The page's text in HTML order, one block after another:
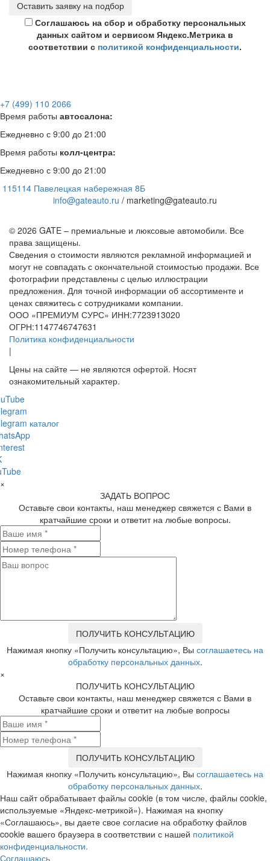
Соглашаюсь на сбор и обработку персональных
данных сайтом и сервисом Яндекс.Метрика в
соответствии с политикой конфиденциальности.
+7 (499) 110 2066
Время работы автосалона:
Ежедневно с 9:00 до 21:00
Время работы колл-центра:
Ежедневно с 9:00 до 21:00
115114 Павелецкая набережная 8Б
info@gateauto.ru / marketing@gateauto.ru
© 2026 GATE – премиальные и люксовые автомобили. Все
права защищены.
Сведения о стоимости являются рекламной информацией и
могут не совпадать с окончательной стоимостью продажи. Все
фотографии представлены с целью иллюстрации
предложения. Для точной информации об ассортименте и
ценах свяжитесь с сотрудниками компании.
ООО «ПРЕМИУМ СУРС» ИНН:7723913020
ОГРН:1147746747631
Политика конфиденциальности
|
Цены на сайте — не являются офертой. Носят
ознакомительный характер.
каталог
×
ЗАДАТЬ ВОПРОС
Оставьте свои контакты, наш менеджер свяжется с Вами в
кратчайшие сроки и ответит на любые вопросы.
Нажимая кнопку «Получить консультацию», Вы соглашаетесь на
обработку персональных данных.
×
ПОЛУЧИТЬ КОНСУЛЬТАЦИЮ
Оставьте свои контакты, наш менеджер свяжется с Вами в
кратчайшие сроки и ответит на любые вопросы
Нажимая кнопку «Получить консультацию», Вы соглашаетесь на
обработку персональных данных.
Наш сайт обрабатывает файлы cookie (в том числе, файлы cookie,
используемые «Яндекс-метрикой»). Нажимая на кнопку
«Соглашаюсь», вы даете свое согласие на обработку файлов
cookie вашего браузера в соответствии с нашей политикой
конфиденциальности.
Соглашаюсь